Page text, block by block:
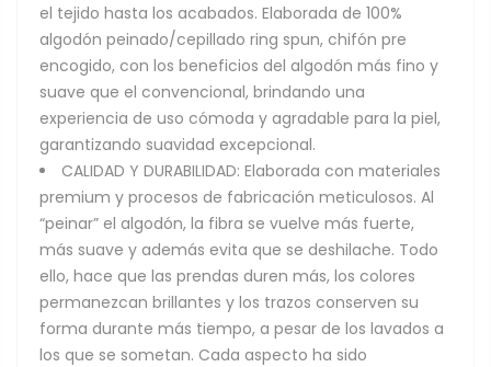
el tejido hasta los acabados. Elaborada de 100%
algodón peinado/cepillado ring spun, chifón pre
encogido, con los beneficios del algodón más fino y
suave que el convencional, brindando una
experiencia de uso cómoda y agradable para la piel,
garantizando suavidad excepcional.
CALIDAD Y DURABILIDAD: Elaborada con materiales
premium y procesos de fabricación meticulosos. Al
“peinar” el algodón, la fibra se vuelve más fuerte,
más suave y además evita que se deshilache. Todo
ello, hace que las prendas duren más, los colores
permanezcan brillantes y los trazos conserven su
forma durante más tiempo, a pesar de los lavados a
los que se sometan. Cada aspecto ha sido